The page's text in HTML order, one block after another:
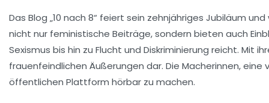
Das Blog „10 nach 8“ feiert sein zehnjähriges Jubiläum und
nicht nur feministische Beiträge, sondern bieten auch
Sexismus bis hin zu Flucht und Diskriminierung reicht. Mit
frauenfeindlichen Äußerungen dar. Die Macherinnen, eine
öffentlichen Plattform hörbar zu machen.